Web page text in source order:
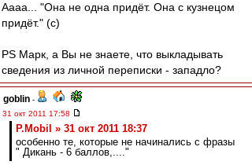
Аааа... "Она не одна придёт. Она с кузнецом
придёт." (с)
PS Марк, а Вы не знаете, что выкладывать
сведения из личной переписки - западло?
goblin -
31 окт 2011 17:58
P.Mobil » 31 окт 2011 18:37
особенно те, которые не начинались с фразы
" Дикань - 6 баллов,...."